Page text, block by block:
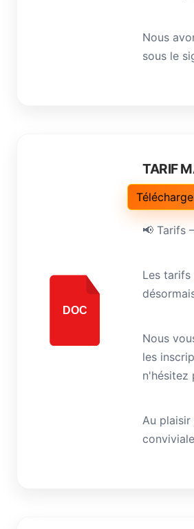
Nous
sous le
DOC
TARIF
📢 Tarifs
Les
Nous
les
n'hésitez
Au